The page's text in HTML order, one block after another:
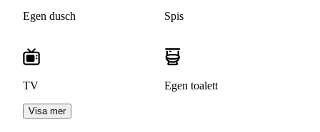
Egen dusch Spis
TV Egen toalett
Visa mer